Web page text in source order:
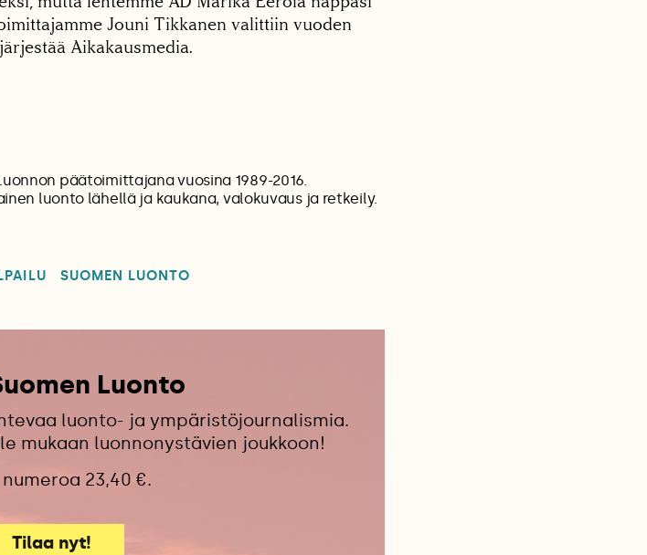
Jouni Tikkanen valittiin vuoden
Aikakausmedia.
päätoimittajana vuosina 1989-2016.
luonto lähellä ja kaukana, valokuvaus ja retkeily.
SUOMEN LUONTO
Luonto
luonto- ja ympäristöjournalismia.
mukaan luonnonystävien joukkoon!
23,40 €.
Tilaa nyt!